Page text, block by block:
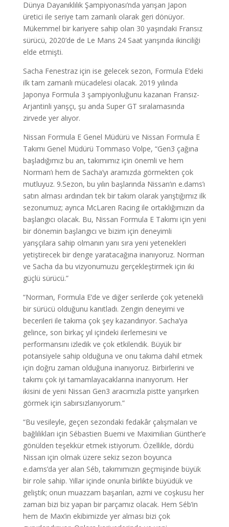
Dünya Dayanıklılık Şampiyonası’nda yarışan Japon
üretici ile seriye tam zamanlı olarak geri dönüyor.
Mükemmel bir kariyere sahip olan 30 yaşındaki Fransız
sürücü, 2020’de de Le Mans 24 Saat yarışında ikinciliği
elde etmişti.
Sacha Fenestraz için ise gelecek sezon, Formula E’deki
ilk tam zamanlı mücadelesi olacak. 2019 yılında
Japonya Formula 3 şampiyonluğunu kazanan Fransız-
Arjantinli yarışçı, şu anda Super GT sıralamasında
zirvede yer alıyor.
Nissan Formula E Genel Müdürü ve Nissan Formula E
Takımı Genel Müdürü Tommaso Volpe, “Gen3 çağına
başladığımız bu an, takımımız için önemli ve hem
Norman’ı hem de Sacha’yı aramızda görmekten çok
mutluyuz. 9.Sezon, bu yılın başlarında Nissan’ın e.dams’ı
satın alması ardından tek bir takım olarak yarıştığımız ilk
sezonumuz; ayrıca McLaren Racing ile ortaklığımızın da
başlangıcı olacak. Bu, Nissan Formula E Takımı için yeni
bir dönemin başlangıcı ve bizim için deneyimli
yarışçılara sahip olmanın yanı sıra yeni yetenekleri
yetiştirecek bir denge yaratacağına inanıyoruz. Norman
ve Sacha da bu vizyonumuzu gerçekleştirmek için iki
güçlü sürücü.”
“Norman, Formula E’de ve diğer serilerde çok yetenekli
bir sürücü olduğunu kanıtladı. Zengin deneyimi ve
becerileri ile takıma çok şey kazandırıyor. Sacha’ya
gelince, son birkaç yıl içindeki ilerlemesini ve
performansını izledik ve çok etkilendik. Büyük bir
potansiyele sahip olduğuna ve onu takıma dahil etmek
için doğru zaman olduğuna inanıyoruz. Birbirlerini ve
takımı çok iyi tamamlayacaklarına inanıyorum. Her
ikisini de yeni Nissan Gen3 aracımızla pistte yarışırken
görmek için sabırsızlanıyorum.”
“Bu vesileyle, geçen sezondaki fedakâr çalışmaları ve
bağlılıkları için Sébastien Buemi ve Maximilian Günther’e
gönülden teşekkür etmek istiyorum. Özellikle, dördü
Nissan için olmak üzere sekiz sezon boyunca
e.dams’da yer alan Séb, takımımızın geçmişinde büyük
bir role sahip. Yıllar içinde onunla birlikte büyüdük ve
geliştik; onun muazzam başarıları, azmi ve coşkusu her
zaman bizi biz yapan bir parçamız olacak. Hem Séb’in
hem de Max’in ekibimizde yer alması bizi çok